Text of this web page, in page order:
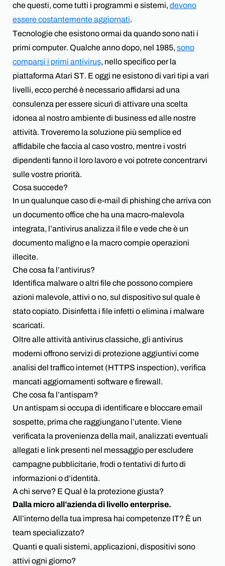
che questi, come tutti i programmi e sistemi, devono
essere costantemente aggiornati.
Tecnologie che esistono ormai da quando sono nati i
primi computer. Qualche anno dopo, nel 1985, sono
comparsi i primi antivirus, nello specifico per la
piattaforma Atari ST. E oggi ne esistono di vari tipi a vari
livelli, ecco perché è necessario affidarsi ad una
consulenza per essere sicuri di attivare una scelta
idonea al nostro ambiente di business ed alle nostre
attività. Troveremo la soluzione più semplice ed
affidabile che faccia al caso vostro, mentre i vostri
dipendenti fanno il loro lavoro e voi potrete concentrarvi
sulle vostre priorità.
Cosa succede?
In un qualunque caso di e-mail di phishing che arriva con
un documento office che ha una macro-malevola
integrata, l’antivirus analizza il file e vede che è un
documento maligno e la macro compie operazioni
illecite.
Che cosa fa l’antivirus?
Identifica malware o altri file che possono compiere
azioni malevole, attivi o no, sul dispositivo sul quale è
stato copiato. Disinfetta i file infetti o elimina i malware
scaricati.
Oltre alle attività antivirus classiche, gli antivirus
moderni offrono servizi di protezione aggiuntivi come
analisi del traffico internet (HTTPS inspection), verifica
mancati aggiornamenti software e firewall.
Che cosa fa l’antispam?
Un antispam si occupa di identificare e bloccare email
sospette, prima che raggiungano l’utente. Viene
verificata la provenienza della mail, analizzati eventuali
allegati e link presenti nel messaggio per escludere
campagne pubblicitarie, frodi o tentativi di furto di
informazioni o d’identità.
A chi serve? E Qual è la protezione giusta?
Dalla micro all’azienda di livello enterprise.
All’interno della tua impresa hai competenze IT? È un
team specializzato?
Quanti e quali sistemi, applicazioni, dispositivi sono
attivi ogni giorno?